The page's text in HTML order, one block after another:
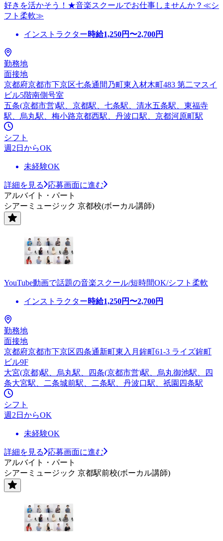
好きを活かそう！★音楽スクールでお仕事しませんか？≪シ
フト柔軟≫
インストラクター時給1,250円〜2,700円
勤務地
面接地
京都府京都市下京区七条通間乃町東入材木町483 第二マスイ
ビル5階南側号室
五条(京都市営)駅、京都駅、七条駅、清水五条駅、東福寺
駅、烏丸駅、梅小路京都西駅、丹波口駅、京都河原町駅
シフト
週2日からOK
未経験OK
詳細を見る
応募画面に進む
アルバイト・パート
シアーミュージック 京都校(ボーカル講師)
YouTube動画で話題の音楽スクール/短時間OK/シフト柔軟
インストラクター時給1,250円〜2,700円
勤務地
面接地
京都府京都市下京区四条通新町東入月鉾町61-3 ライズ鉾町
ビル9F
大宮(京都)駅、烏丸駅、四条(京都市営)駅、烏丸御池駅、四
条大宮駅、二条城前駅、二条駅、丹波口駅、祇園四条駅
シフト
週2日からOK
未経験OK
詳細を見る
応募画面に進む
アルバイト・パート
シアーミュージック 京都駅前校(ボーカル講師)